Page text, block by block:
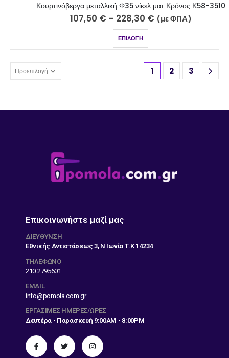
Κουρτινόβεργα μεταλλική Φ35 νίκελ ματ Κρόνος Κ58-3510
107,50 € – 228,30 € (με ΦΠΑ)
ΕΠΙΛΟΓΉ
1 2 3
Επικοινωνήστε μαζί μας
ΔΙΕΎΘΥΝΣΗ
Εθνικής Αντιστάσεως 3, Ν Ιωνία Τ.Κ 14234
ΤΗΛΕΦΩΝΟ
210 2795601
EMAIL
info@pomola.com.gr
ΕΡΓΆΣΙΜΕΣ ΗΜΈΡΕΣ/ΏΡΕΣ
Δευτέρα - Παρασκευή 9:00AM - 8:00PM